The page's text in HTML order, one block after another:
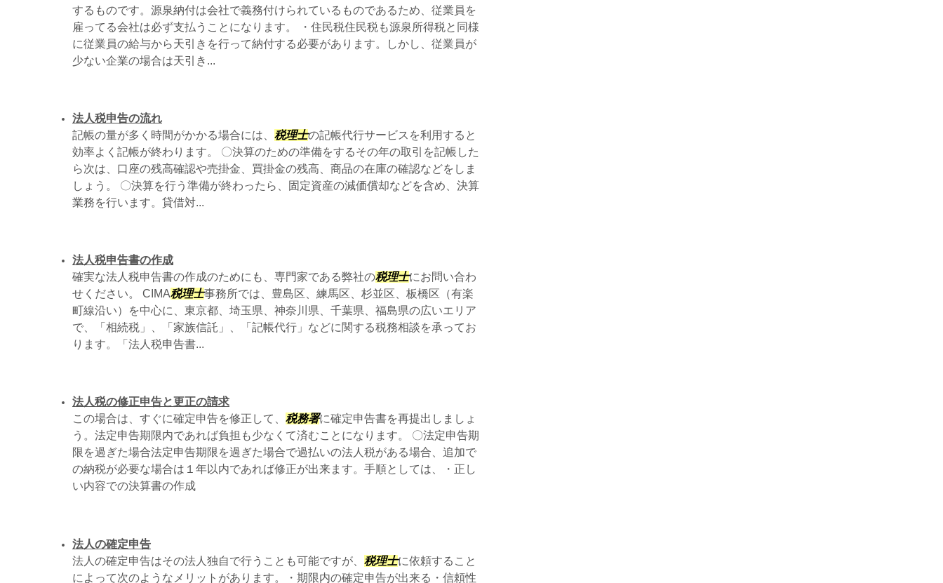
するものです。源泉納付は会社で義務付けられているものであるため、従業員を
雇ってる会社は必ず支払うことになります。 ・住民税住民税も源泉所得税と同様
に従業員の給与から天引きを行って納付する必要があります。しかし、従業員が
少ない企業の場合は天引き...
法人税申告の流れ
記帳の量が多く時間がかかる場合には、 税理士の記帳代行サービスを利用すると
効率よく記帳が終わります。 〇決算のための準備をするその年の取引を記帳した
ら次は、口座の残高確認や売掛金、買掛金の残高、商品の在庫の確認などをしま
しょう。 〇決算を行う準備が終わったら、固定資産の減価償却などを含め、決算
業務を行います。貸借対...
法人税申告書の作成
確実な法人税申告書の作成のためにも、専門家である弊社の税理士にお問い合わ
せください。 CIMA税理士事務所では、豊島区、練馬区、杉並区、板橋区（有楽
町線沿い）を中心に、東京都、埼玉県、神奈川県、千葉県、福島県の広いエリア
で、「相続税」、「家族信託」、「記帳代行」などに関する税務相談を承ってお
ります。「法人税申告書...
法人税の修正申告と更正の請求
この場合は、すぐに確定申告を修正して、 税務署に確定申告書を再提出しましょ
う。法定申告期限内であれば負担も少なくて済むことになります。 〇法定申告期
限を過ぎた場合法定申告期限を過ぎた場合で過払いの法人税がある場合、追加で
の納税が必要な場合は１年以内であれば修正が出来ます。手順としては、・正し
い内容での決算書の作成
法人の確定申告
法人の確定申告はその法人独自で行うことも可能ですが、 税理士に依頼すること
によって次のようなメリットがあります。・期限内の確定申告が出来る・信頼性